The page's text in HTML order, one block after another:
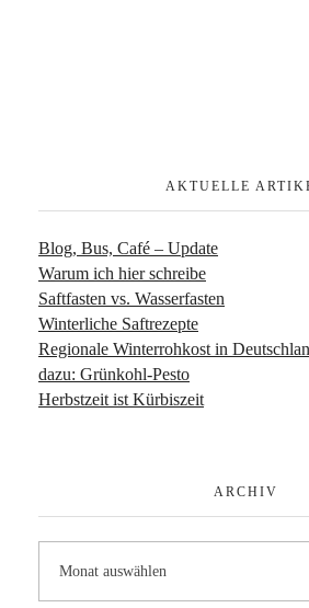
AKTUELLE
Blog, Bus, Café – Update
Warum ich hier schreibe
Saftfasten vs. Wasserfasten
Winterliche Saftrezepte
Regionale Winterrohkost in
dazu: Grünkohl-Pesto
Herbstzeit ist Kürbiszeit
ARCHIV